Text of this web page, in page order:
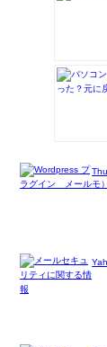
った？元に
モ）